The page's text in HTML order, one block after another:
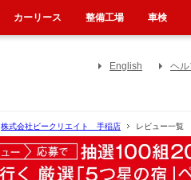
English ヘ
株式会社ビークリエイト 手稲店 レビュー一覧
カーリース 整備工場 車検